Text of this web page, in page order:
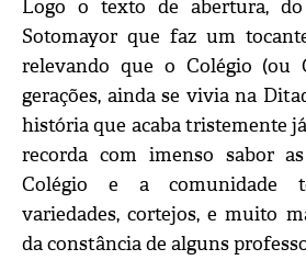
Logo o texto de abertura,
Sotomayor que faz um
relevando que o Colégio (ou
gerações, ainda se vivia na
história que acaba tristemente já
recorda com imenso sabor
Colégio e a comunidade
variedades, cortejos, e muito
da constância de alguns